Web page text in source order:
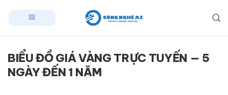
BIỂU ĐỒ GIÁ VÀNG TRỰC TUYẾN — 5
NGÀY ĐẾN 1 NĂM